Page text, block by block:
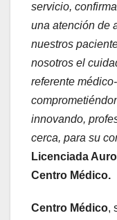
servicio,
una atención de
nuestros
nosotros el
referente
innovando,
cerca, para su
Licenciada
Centro Médico.
Centro Médico,